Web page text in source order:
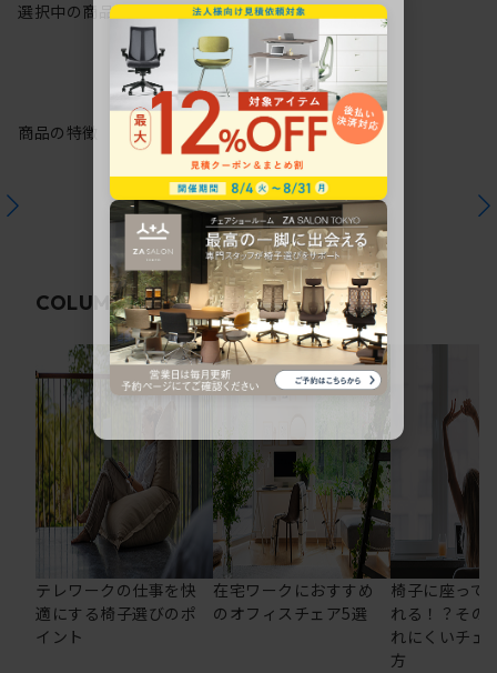
選択中の商品情報保証注意事項
商品の特徴
COLUMN関連コラム
テレワークの仕事を快
適にする椅子選びのポ
イント
在宅ワークにおすすめ
のオフィスチェア5選
椅子に座って
れる！？その
れにくいチェ
方